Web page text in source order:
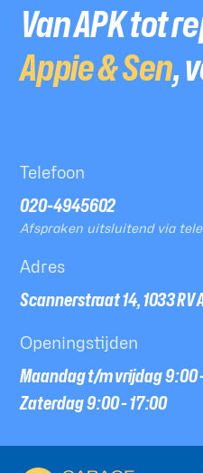
Van APK tot
Appie & Sen,
Telefoon
020-4945602
Afspraken uitsluitend via
Adres
Scannerstraat 14, 1033
Openingstijden
Maandag t/m vrijdag 9:00
Zaterdag 9:00 - 17:00